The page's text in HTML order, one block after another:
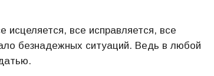
все исправляется, все
безнадежных ситуаций. Ведь в любой